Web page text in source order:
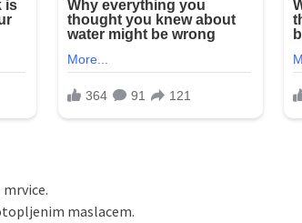
maslacem.